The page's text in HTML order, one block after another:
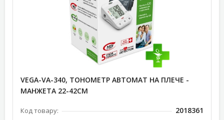
VEGA-VA-340, ТОНОМЕТР АВТОМАТ НА ПЛЕЧЕ -
МАНЖЕТА 22-42СМ
Код товару: 2018361